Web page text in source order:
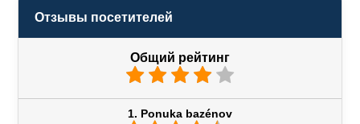
Отзывы посетителей
Общий рейтинг
1. Ponuka bazénov